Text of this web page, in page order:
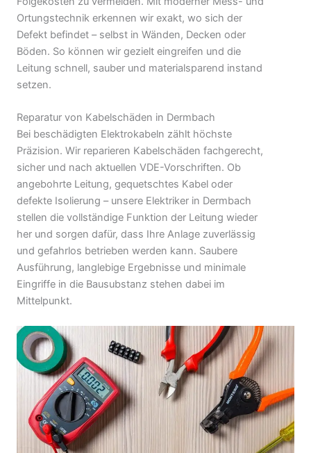
Ortungstechnik erkennen wir exakt, wo sich der
Defekt befindet – selbst in Wänden, Decken oder
Böden. So können wir gezielt eingreifen und die
Leitung schnell, sauber und materialsparend instand
setzen.
Reparatur von Kabelschäden in Dermbach
Bei beschädigten Elektrokabeln zählt höchste
Präzision. Wir reparieren Kabelschäden fachgerecht,
sicher und nach aktuellen VDE-Vorschriften. Ob
angebohrte Leitung, gequetschtes Kabel oder
defekte Isolierung – unsere Elektriker in Dermbach
stellen die vollständige Funktion der Leitung wieder
her und sorgen dafür, dass Ihre Anlage zuverlässig
und gefahrlos betrieben werden kann. Saubere
Ausführung, langlebige Ergebnisse und minimale
Eingriffe in die Bausubstanz stehen dabei im
Mittelpunkt.